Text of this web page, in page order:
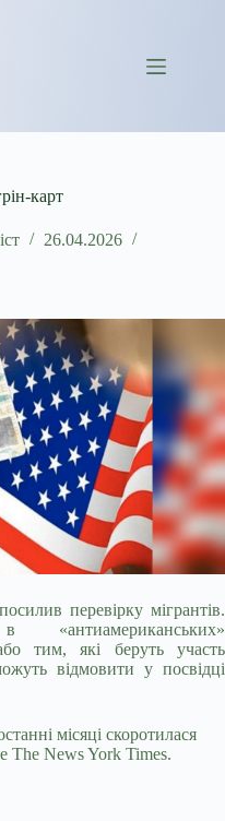
карт
26.04.2026
перевірку мігрантів.
тим, які беруть участь
відмовити у посвідці
місяці скоротилася
The News York Times.